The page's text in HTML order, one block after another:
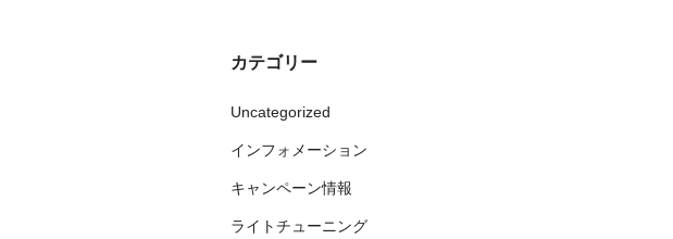
カテゴリー
Uncategorized
インフォメーション
キャンペーン情報
ライトチューニング